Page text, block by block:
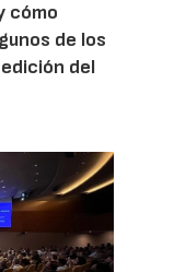
cómo
de los
del